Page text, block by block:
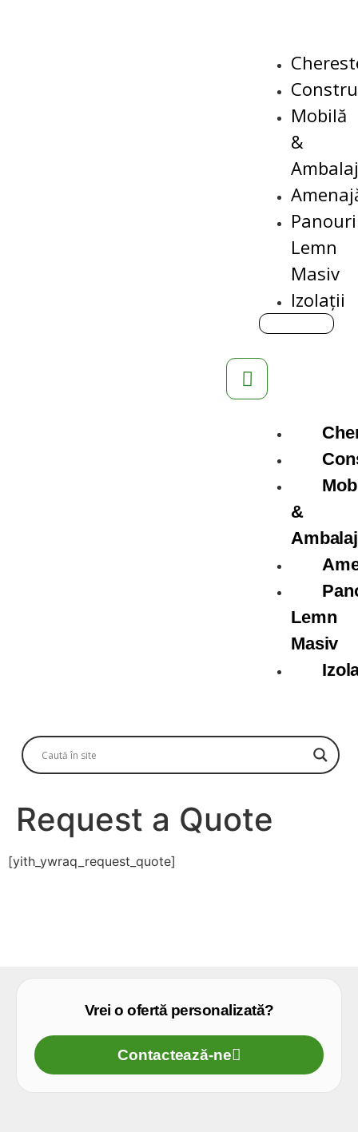
Mobilă
&
Panouri
Lemn
Masiv
Izolații
&
Lemn
Masiv
Request a Quote
[yith_ywraq_request_quote]
Vrei o ofertă personalizată?
Contactează-ne